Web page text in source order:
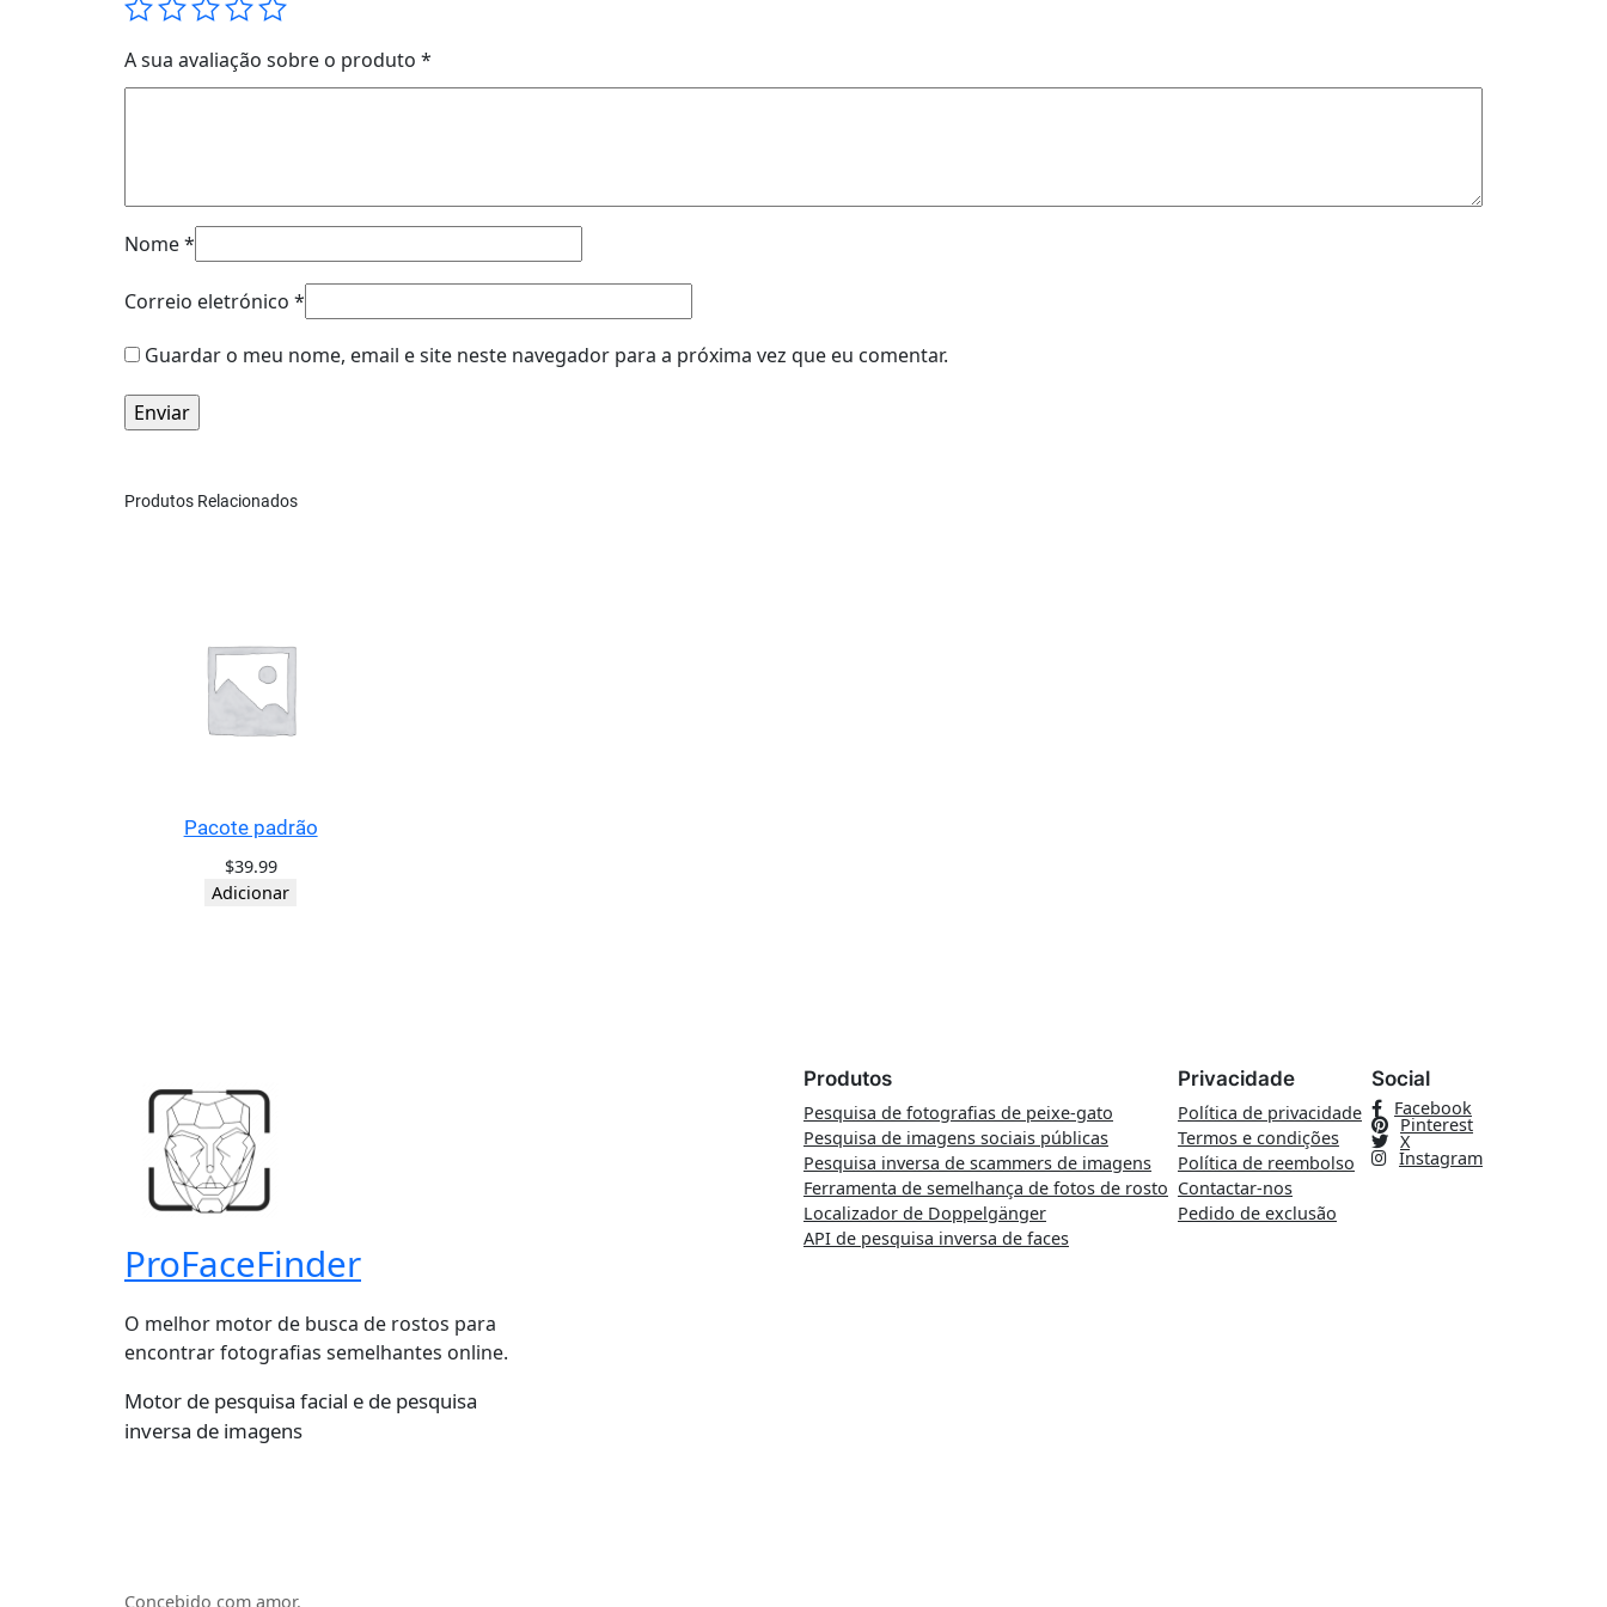
A sua avaliação sobre o produto *
Nome*
Correio eletrónico *
Guardar o meu nome, email e site neste navegador para a próxima vez que eu comentar.
Produtos Relacionados
Pacote padrão
$39.99
Adicionar
ProFaceFinder
O melhor motor de busca de rostos para
encontrar fotografias semelhantes online.
Motor de pesquisa facial e de pesquisa
inversa de imagens
Produtos
Pesquisa de fotografias de peixe-gato
Pesquisa de imagens sociais públicas
Pesquisa inversa de scammers de imagens
Ferramenta de semelhança de fotos de rosto
Localizador de Doppelgänger
API de pesquisa inversa de faces
Privacidade
Política de privacidade
Termos e condições
Política de reembolso
Contactar-nos
Pedido de exclusão
Social
Facebook
Pinterest
X
Instagram
Concebido com amor.